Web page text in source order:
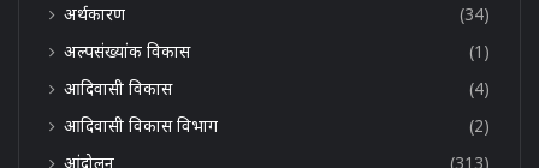
अर्थकारण
(34)
अल्पसंख्यांक विकास
(1)
आदिवासी विकास
(4)
आदिवासी विकास विभाग
(2)
आंदोलन
(313)